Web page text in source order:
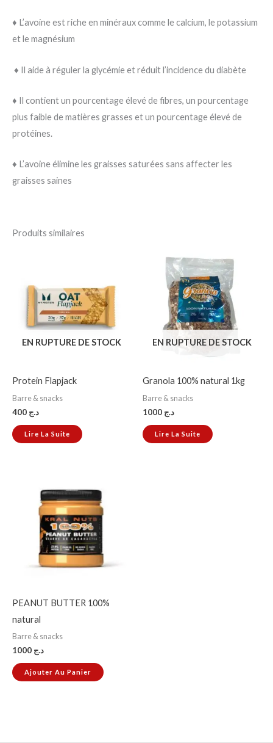
♦️ L’avoine est riche en minéraux comme le calcium, le potassium
et le magnésium
♦️ Il aide à réguler la glycémie et réduit l’incidence du diabète
♦️ Il contient un pourcentage élevé de fibres, un pourcentage
plus faible de matières grasses et un pourcentage élevé de
protéines.
♦️ L’avoine élimine les graisses saturées sans affecter les
graisses saines
Produits similaires
EN RUPTURE DE STOCK
Protein Flapjack
Barre & snacks
د.ج
Lire La Suite
EN RUPTURE DE STOCK
Granola 100% natural 1kg
Barre & snacks
د.ج
Lire La Suite
PEANUT BUTTER 100%
natural
Barre & snacks
د.ج
Ajouter Au Panier